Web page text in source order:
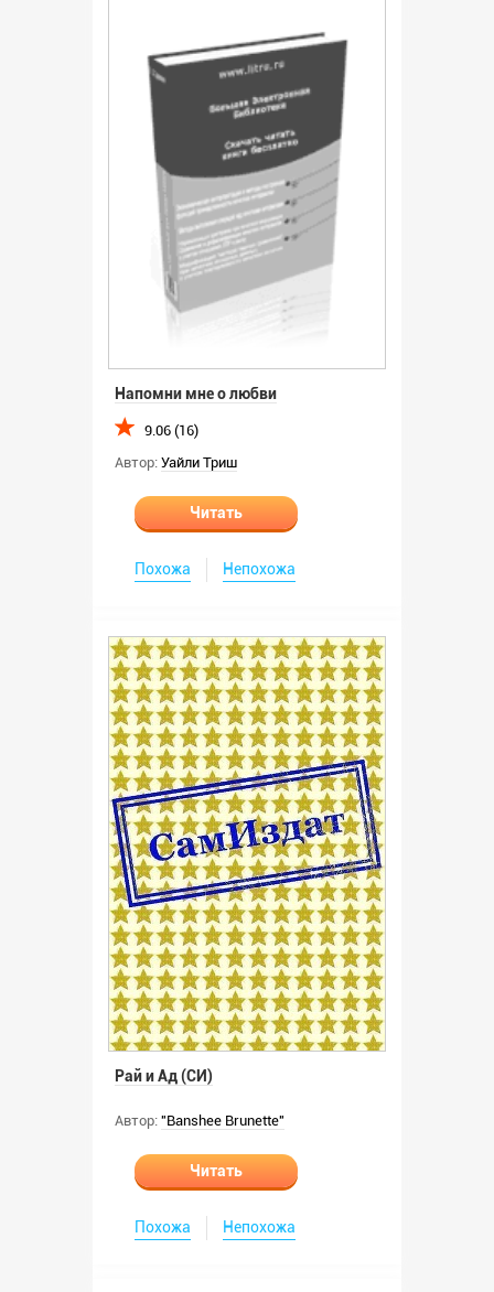
Напомни мне о любви
9.06 (16)
Автор: Уайли Триш
Читать
Похожа Непохожа
Рай и Ад (СИ)
Автор: "Banshee Brunette"
Читать
Похожа Непохожа